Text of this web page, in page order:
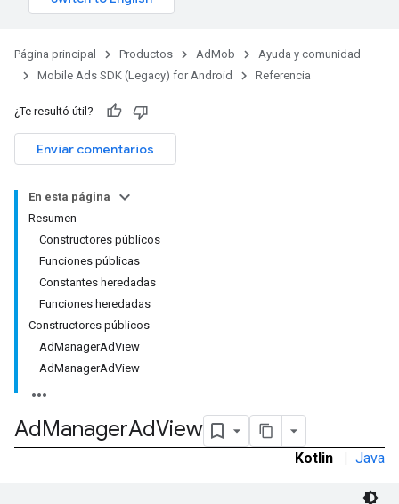
Página principal Productos AdMob
Ayuda y comunidad
Mobile Ads SDK (Legacy) for Android
Referencia
¿Te resultó útil?
Enviar comentarios
En esta página
Resumen
Constructores públicos
Funciones públicas
Constantes heredadas
Funciones heredadas
Constructores públicos
AdManagerAdView
AdManagerAdView
AdManagerAdView
Kotlin | Java